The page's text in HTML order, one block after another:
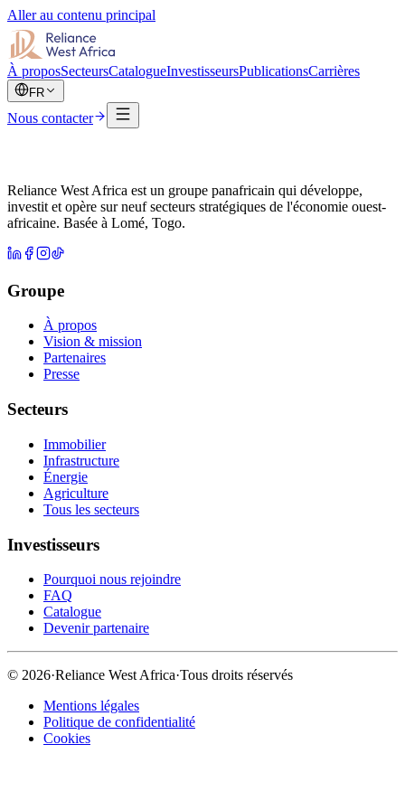
Aller au contenu principal
À proposSecteursCatalogueInvestisseursPublicationsCarrières
FR
Nous contacter
Reliance West Africa est un groupe panafricain qui développe,
investit et opère sur neuf secteurs stratégiques de l'économie ouest-
africaine. Basée à Lomé, Togo.
Groupe
À propos
Vision & mission
Partenaires
Presse
Secteurs
Immobilier
Infrastructure
Énergie
Agriculture
Tous les secteurs
Investisseurs
Pourquoi nous rejoindre
FAQ
Catalogue
Devenir partenaire
© 2026·Reliance West Africa·Tous droits réservés
Mentions légales
Politique de confidentialité
Cookies